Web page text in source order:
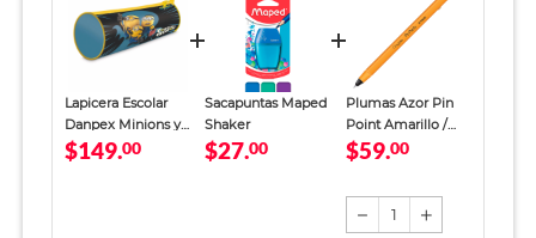
Lapicera Escolar
Danpex Minions y
Monstruos
$149.00
Sacapuntas Maped
Shaker
$27.00
Plumas Azor Pin
Point Amarillo /
Punto fino / Tinta
$59.00
1